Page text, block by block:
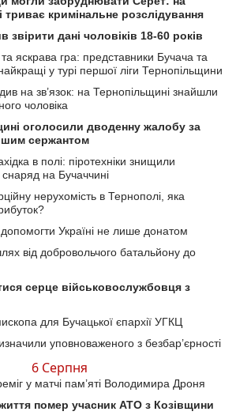
триває кримінальне розслідування
звірити дані чоловіків 18-60 років
яскрава гра: представники Бучача та
у турі першої ліги Тернопільщини
на зв’язок: на Тернопільщині знайшли
чоловіка
оголосили дводенну жалобу за
сержантом
в полі: піротехніки знищили
снаряд на Бучаччині
нерухомість в Тернополі, яка
Україні не лише донатом
від добровольчого батальйону до
серце військовослужбовця з
для Бучацької єпархії УГКЦ
уповноваженого з безбар’єрності
6 Серпня
у матчі пам’яті Володимира Дроня
помер учасник АТО з Козівщини